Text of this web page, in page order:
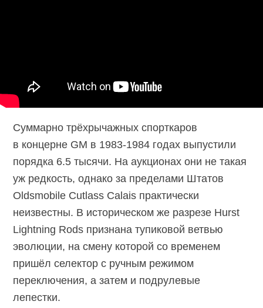
Суммарно трёхрычажных спорткаров
в концерне GM в 1983-1984 годах выпустили
порядка 6.5 тысячи. На аукционах они не такая
уж редкость, однако за пределами Штатов
Oldsmobile Cutlass Calais практически
неизвестны. В историческом же разрезе Hurst
Lightning Rods признана тупиковой ветвью
эволюции, на смену которой со временем
пришёл селектор с ручным режимом
переключения, а затем и подрулевые
лепестки.